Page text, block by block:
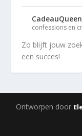
confessions en
Zo blijft jouw
een succes!
Ontworpen door